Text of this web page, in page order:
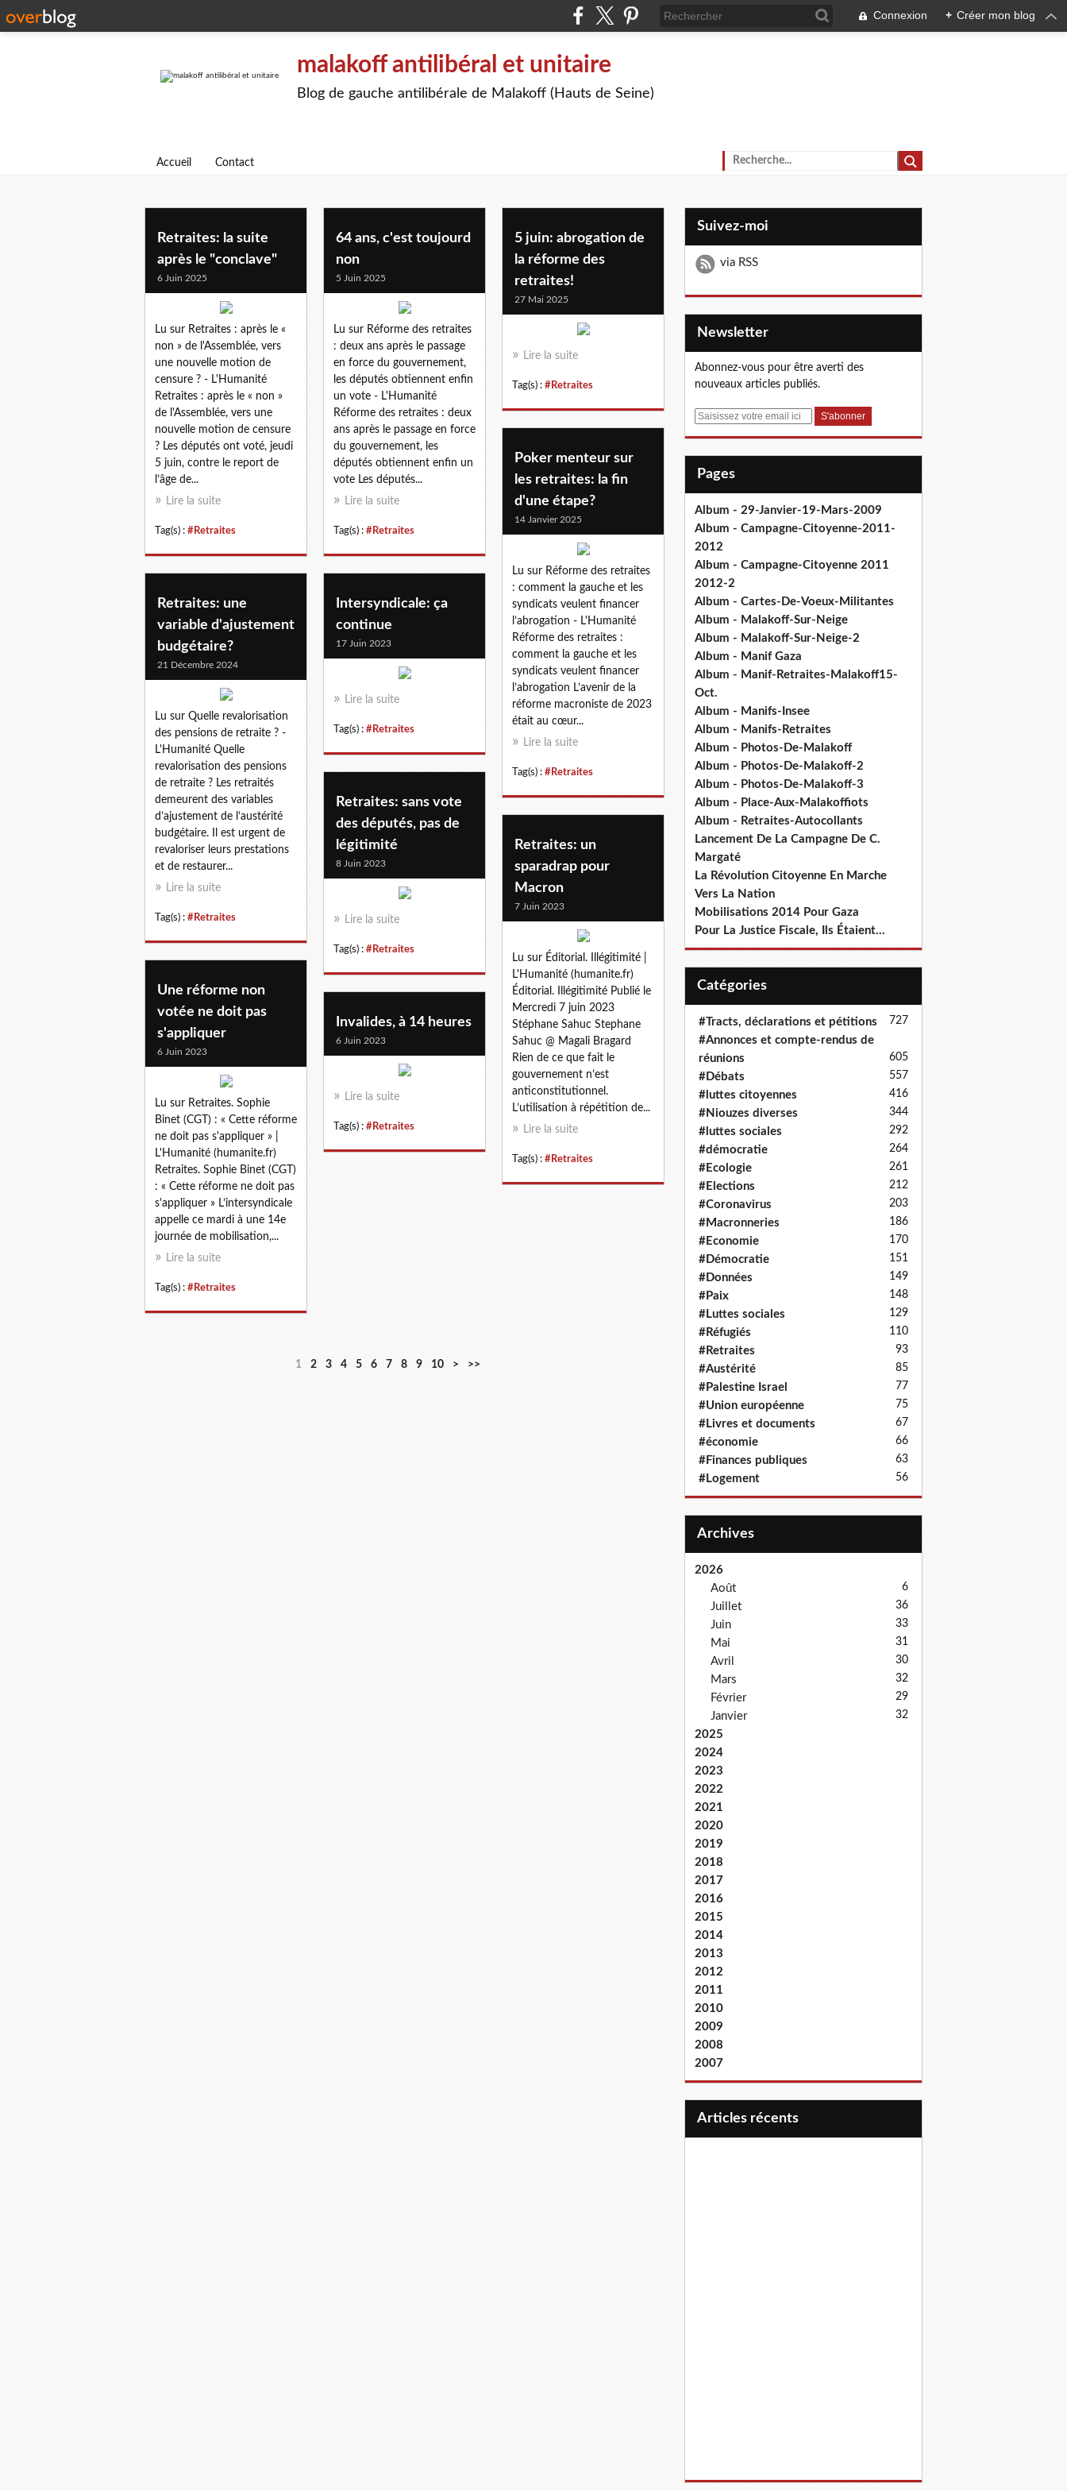
Connexion + Créer mon blog
malakoff antilibéral et unitaire
Blog de gauche antilibérale de Malakoff (Hauts de Seine)
Accueil Contact
retraites
Retraites: la suite
après le "conclave"
6 Juin 2025
Lu sur Retraites : après le «
non » de l'Assemblée, vers
une nouvelle motion de
censure ? - L'Humanité
Retraites : après le « non »
de l'Assemblée, vers une
nouvelle motion de censure
? Les députés ont voté, jeudi
5 juin, contre le report de
l’âge de...
Lire la suite
Tag(s) : #Retraites
64 ans, c'est toujourd
non
5 Juin 2025
Lu sur Réforme des retraites
: deux ans après le passage
en force du gouvernement,
les députés obtiennent enfin
un vote - L'Humanité
Réforme des retraites : deux
ans après le passage en force
du gouvernement, les
députés obtiennent enfin un
vote Les députés...
Lire la suite
Tag(s) : #Retraites
5 juin: abrogation de
la réforme des
retraites!
27 Mai 2025
Lire la suite
Tag(s) : #Retraites
Poker menteur sur
les retraites: la fin
d'une étape?
14 Janvier 2025
Lu sur Réforme des retraites
: comment la gauche et les
syndicats veulent financer
l’abrogation - L'Humanité
Réforme des retraites :
comment la gauche et les
syndicats veulent financer
l’abrogation L’avenir de la
réforme macroniste de 2023
était au cœur...
Lire la suite
Tag(s) : #Retraites
Retraites: une
variable d'ajustement
budgétaire?
21 Décembre 2024
Lu sur Quelle revalorisation
des pensions de retraite ? -
L'Humanité Quelle
revalorisation des pensions
de retraite ? Les retraités
demeurent des variables
d’ajustement de l’austérité
budgétaire. Il est urgent de
revaloriser leurs prestations
et de restaurer...
Lire la suite
Tag(s) : #Retraites
Intersyndicale: ça
continue
17 Juin 2023
Lire la suite
Tag(s) : #Retraites
Retraites: sans vote
des députés, pas de
légitimité
8 Juin 2023
Lire la suite
Tag(s) : #Retraites
Retraites: un
sparadrap pour
Macron
7 Juin 2023
Lu sur Éditorial. Illégitimité |
L'Humanité (humanite.fr)
Éditorial. Illégitimité Publié le
Mercredi 7 juin 2023
Stéphane Sahuc Stephane
Sahuc @ Magali Bragard
Rien de ce que fait le
gouvernement n’est
anticonstitutionnel.
L’utilisation à répétition de...
Lire la suite
Tag(s) : #Retraites
Une réforme non
votée ne doit pas
s'appliquer
6 Juin 2023
Lu sur Retraites. Sophie
Binet (CGT) : « Cette réforme
ne doit pas s'appliquer » |
L'Humanité (humanite.fr)
Retraites. Sophie Binet (CGT)
: « Cette réforme ne doit pas
s'appliquer » L’intersyndicale
appelle ce mardi à une 14e
journée de mobilisation,...
Lire la suite
Tag(s) : #Retraites
Invalides, à 14 heures
6 Juin 2023
Lire la suite
Tag(s) : #Retraites
1 2 3 4 5 6 7 8 9 10 > >>
Suivez-moi
via RSS
Newsletter
Abonnez-vous pour être averti des
nouveaux articles publiés.
E
Pages
Album - 29-Janvier-19-Mars-2009
Album - Campagne-Citoyenne-2011-
2012
Album - Campagne-Citoyenne 2011
2012-2
Album - Cartes-De-Voeux-Militantes
Album - Malakoff-Sur-Neige
Album - Malakoff-Sur-Neige-2
Album - Manif Gaza
Album - Manif-Retraites-Malakoff15-
Oct.
Album - Manifs-Insee
Album - Manifs-Retraites
Album - Photos-De-Malakoff
Album - Photos-De-Malakoff-2
Album - Photos-De-Malakoff-3
Album - Place-Aux-Malakoffiots
Album - Retraites-Autocollants
Lancement De La Campagne De C.
Margaté
La Révolution Citoyenne En Marche
Vers La Nation
Mobilisations 2014 Pour Gaza
Pour La Justice Fiscale, Ils Étaient...
Catégories
#Tracts, déclarations et pétitions 727
#Annonces et compte-rendus de
réunions
605
#Débats 557
#luttes citoyennes 416
#Niouzes diverses 344
#luttes sociales 292
#démocratie 264
#Ecologie 261
#Elections 212
#Coronavirus 203
#Macronneries 186
#Economie 170
#Démocratie 151
#Données 149
#Paix 148
#Luttes sociales 129
#Réfugiés 110
#Retraites 93
#Austérité 85
#Palestine Israel 77
#Union européenne 75
#Livres et documents 67
#économie 66
#Finances publiques 63
#Logement 56
Archives
2026
Août
6
Juillet 36
Juin 33
Mai 31
Avril 30
Mars 32
Février 29
Janvier 32
2025
2024
2023
2022
2021
2020
2019
2018
2017
2016
2015
2014
2013
2012
2011
2010
2009
2008
2007
articles récents